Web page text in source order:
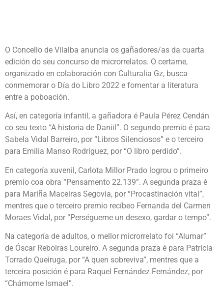
O Concello de Vilalba anuncia os gañadores/as da cuarta
edición do seu concurso de microrrelatos. O certame,
organizado en colaboración con Culturalia Gz, busca
conmemorar o Día do Libro 2022 e fomentar a literatura
entre a poboación.
Así, en categoría infantil, a gañadora é Paula Pérez Cendán
co seu texto “A historia de Daniil”. O segundo premio é para
Sabela Vidal Barreiro, por “Libros Silenciosos” e o terceiro
para Emilia Manso Rodríguez, por “O libro perdido”.
En categoría xuvenil, Carlota Millor Prado logrou o primeiro
premio coa obra “Pensamento 22.139”. A segunda praza é
para Mariña Maceiras Segovia, por “Procastinación vital”,
mentres que o terceiro premio recíbeo Fernanda del Carmen
Moraes Vidal, por “Perségueme un desexo, gardar o tempo”.
Na categoría de adultos, o mellor microrrelato foi “Alumar”
de Óscar Reboiras Loureiro. A segunda praza é para Patricia
Torrado Queiruga, por “A quen sobreviva”, mentres que a
terceira posición é para Raquel Fernández Fernández, por
“Chámome Ismael”.